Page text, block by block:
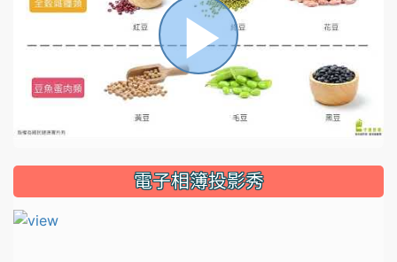
播
放
電子相簿投影秀